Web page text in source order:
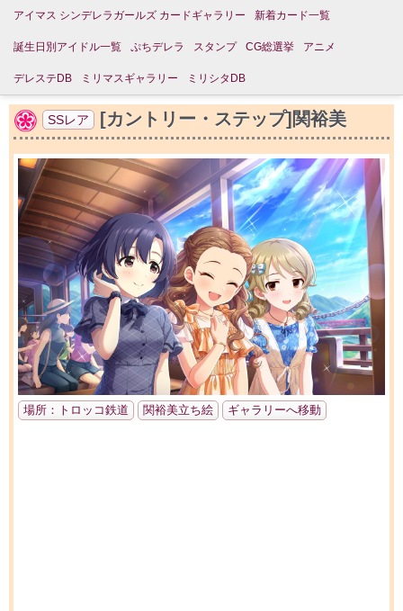
アイマス シンデレラガールズ カードギャラリー 新着カード一覧
誕生日別アイドル一覧 ぷちデレラ スタンプ CG総選挙 アニメ
デレステDB ミリマスギャラリー ミリシタDB
SSレア [カントリー・ステップ]関裕美
場所：トロッコ鉄道 関裕美立ち絵 ギャラリーへ移動